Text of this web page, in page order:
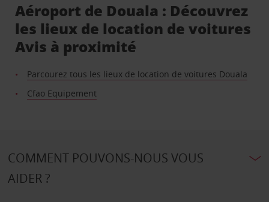
Aéroport de Douala : Découvrez
les lieux de location de voitures
Avis à proximité
Parcourez tous les lieux de location de voitures Douala
Cfao Equipement
COMMENT POUVONS-NOUS VOUS
AIDER ?